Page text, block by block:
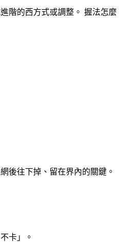
階的西方式或調整。 握法怎麼
後往下掉、留在界內的關鍵。
卡」。